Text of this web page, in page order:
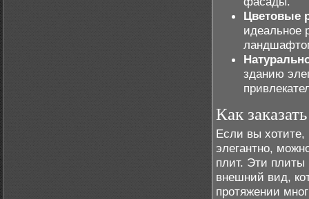
Цветовые
идеальное
зданию
Как
Если вы
элегантно,
плит. Эти
внешний вид,
протяжении